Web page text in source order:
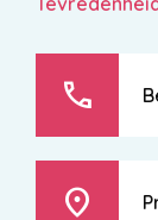
call
location_on